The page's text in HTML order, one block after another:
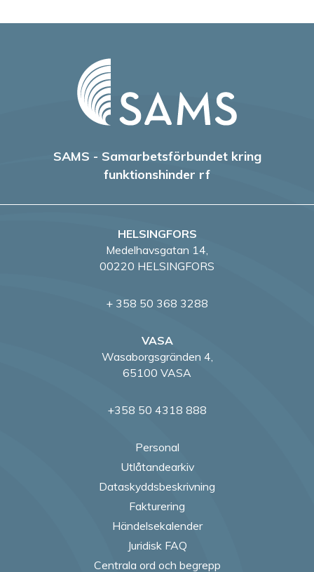
SAMS - Samarbetsförbundet kring
funktionshinder rf
HELSINGFORS
Medelhavsgatan 14,
00220 HELSINGFORS
+ 358 50 368 3288
VASA
Wasaborgsgränden 4,
65100 VASA
+358 50 4318 888
Personal
Utlåtandearkiv
Dataskyddsbeskrivning
Fakturering
Händelsekalender
Juridisk FAQ
Centrala ord och begrepp